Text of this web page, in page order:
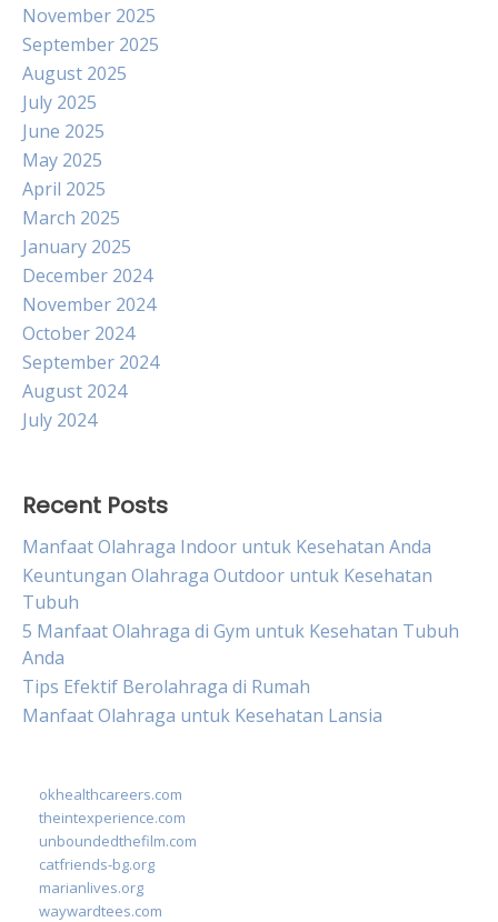
November 2025
September 2025
August 2025
July 2025
June 2025
May 2025
April 2025
March 2025
January 2025
December 2024
November 2024
October 2024
September 2024
August 2024
July 2024
Recent Posts
Manfaat Olahraga Indoor untuk Kesehatan Anda
Keuntungan Olahraga Outdoor untuk Kesehatan
Tubuh
5 Manfaat Olahraga di Gym untuk Kesehatan Tubuh
Anda
Tips Efektif Berolahraga di Rumah
Manfaat Olahraga untuk Kesehatan Lansia
okhealthcareers.com
theintexperience.com
unboundedthefilm.com
catfriends-bg.org
marianlives.org
waywardtees.com